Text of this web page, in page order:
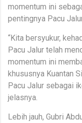
momentum ini
pentingnya Pacu
“Kita bersyukur,
Pacu Jalur telah
momentum ini
khususnya Kuantan
Pacu Jalur sebagai
jelasnya.
Lebih jauh, Gubri